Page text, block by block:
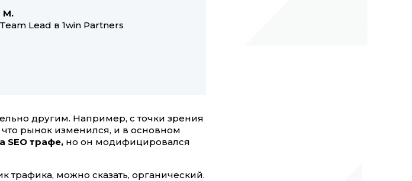
М.
Lead в 1win Partners
другим. Например, с точки зрения
что рынок изменился, и в основном
SEO трафе, но он модифицировался
трафика, можно сказать, органический.